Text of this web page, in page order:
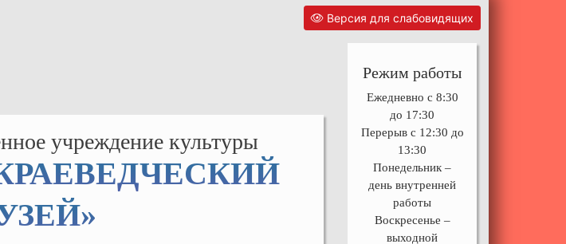
Версия для слабовидящих
учреждение культуры
Режим работы
Ежедневно с 8:30
до 17:30
Перерыв с 12:30 до
13:30
Понедельник –
день внутренней
работы
Воскресенье –
выходной